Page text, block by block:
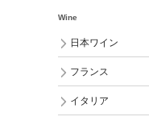
Wine
日本ワイン
フランス
イタリア